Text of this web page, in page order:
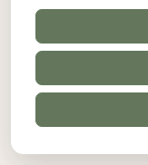
Kontakt
FAQ